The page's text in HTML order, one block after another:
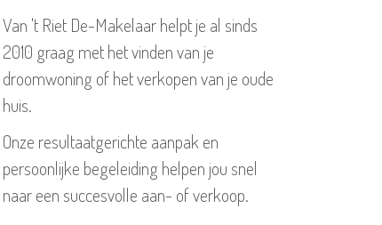
Van 't Riet De-Makelaar helpt je al sinds
2010 graag met het vinden van je
droomwoning of het verkopen van je oude
huis.
Onze resultaatgerichte aanpak en
persoonlijke begeleiding helpen jou snel
naar een succesvolle aan- of verkoop.